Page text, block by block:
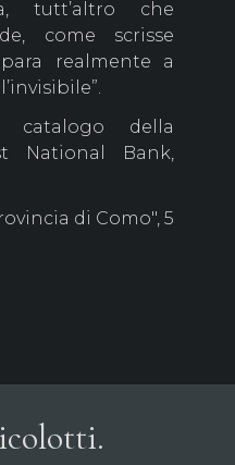
tutt’altro che
come scrisse
realmente a
catalogo della
National Bank,
di Como", 5